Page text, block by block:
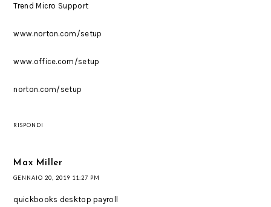
Trend Micro Support
www.norton.com/setup
www.office.com/setup
norton.com/setup
RISPONDI
Max Miller
GENNAIO 20, 2019 11:27 PM
quickbooks desktop payroll